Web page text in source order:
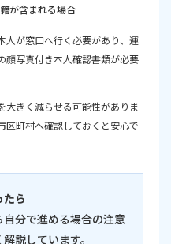
が含まれる場合
人が窓口へ行く必要があり、運
顔写真付き本人確認書類が必要
大きく減らせる可能性がありま
区町村へ確認しておくと安心で
ら
分で進める場合の注意
説しています。